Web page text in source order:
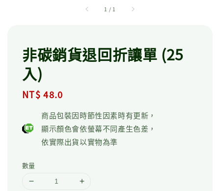
1 / 1
非碳銷貨退回折讓單 (25
入)
Regular
NT$ 48.0
商品包裝因時節性因素時有更新，
顯示顏色會依螢幕不同產生色差，
依實際出貨以實物為準
數量